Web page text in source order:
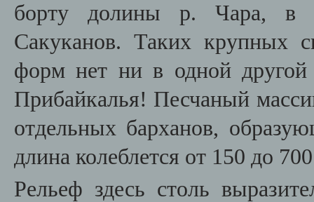
борту долины р. Чара, в
Сакуканов. Таких крупных
форм нет ни в одной другой
Прибайкалья! Песчаный
отдельных барханов,
длина колеблется от 150 до
Рельеф здесь столь